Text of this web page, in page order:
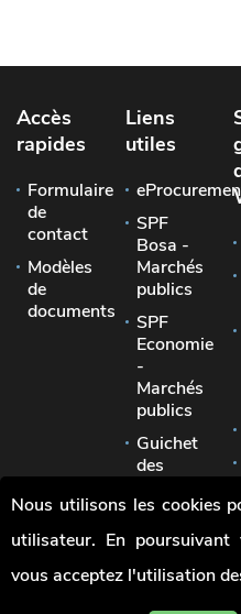
Accès
rapides
Formulaire
de
contact
Modèles
de
documents
Liens
utiles
SPF
Bosa -
Marchés
publics
SPF
Economie
-
Marchés
publics
Guichet
des
locaux
Union
des
villes
et
Nous utilisons les cookies
utilisateur. En
vous acceptez l'utilisation